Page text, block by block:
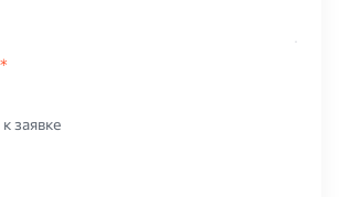
заявке